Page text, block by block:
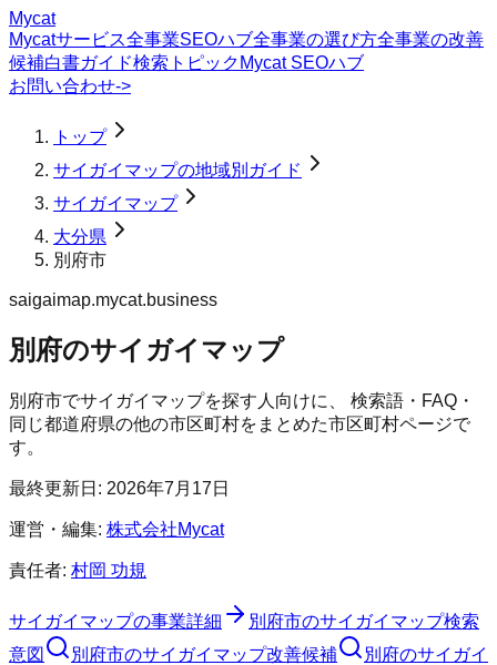
Mycat
Mycatサービス全事業SEOハブ全事業の選び方全事業の改善
候補白書ガイド検索トピック Mycat SEOハブ
お問い合わせ->
トップ
サイガイマップの地域別ガイド
サイガイマップ
大分県
別府市
saigaimap.mycat.business
別府のサイガイマップ
別府市でサイガイマップを探す人向けに、 検索語・FAQ・
同じ都道府県の他の市区町村をまとめた市区町村ページで
す。
最終更新日: 2026年7月17日
運営・編集: 株式会社Mycat
責任者: 村岡 功規
サイガイマップの事業詳細 別府市のサイガイマップ検索
意図
別府市のサイガイマップ改善候補
別府のサイガイ